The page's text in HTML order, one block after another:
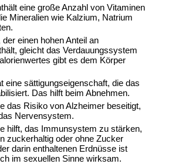
eine große Anzahl von Vitaminen
Mineralien wie Kalzium, Natrium
einen hohen Anteil an
gleicht das Verdauungssystem
gibt es dem Körper
eine sättigungseigenschaft, die das
Das hilft beim Abnehmen.
das Risiko von Alzheimer beseitigt,
Nervensystem.
hilft, das Immunsystem zu stärken,
zuckerhaltig oder ohne Zucker
darin enthaltenen Erdnüsse ist
im sexuellen Sinne wirksam.